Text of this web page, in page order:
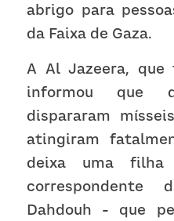
abrigo para
da Faixa de Gaza.
A Al Jazeera, que
informou que
dispararam
atingiram
deixa uma
correspondente
Dahdouh - que